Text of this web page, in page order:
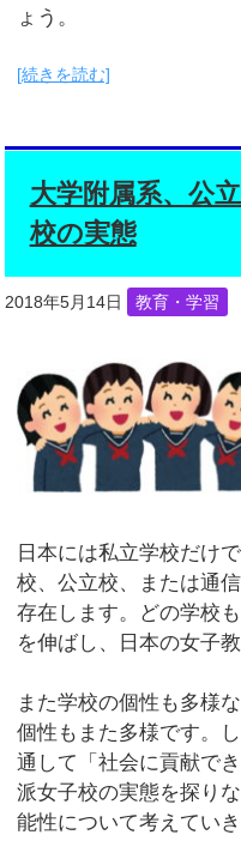
ょう。
[続きを読む]
大学附属系、公
校の実態
2018年5月14日 教育・学習
日本には私立学校だけ
校、公立校、または通
存在します。どの学校
を伸ばし、日本の女子
また学校の個性も多様
個性もまた多様です。
通して「社会に貢献で
派女子校の実態を探り
能性について考えていき